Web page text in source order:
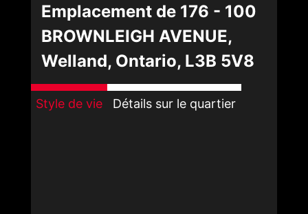
Emplacement de 176 - 100
BROWNLEIGH AVENUE,
Welland, Ontario, L3B 5V8
Style de vie Détails sur le quartier